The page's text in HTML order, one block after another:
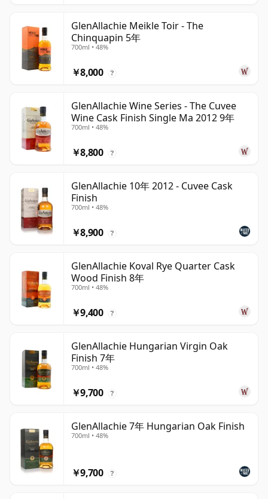
GlenAllachie Meikle Toir - The
Chinquapin 5年
700ml • 48%
￥8,000 ?
GlenAllachie Wine Series - The Cuvee
Wine Cask Finish Single Ma 2012 9年
700ml • 48%
￥8,800 ?
GlenAllachie 10年 2012 - Cuvee Cask
Finish
700ml • 48%
￥8,900 ?
GlenAllachie Koval Rye Quarter Cask
Wood Finish 8年
700ml • 48%
￥9,400 ?
GlenAllachie Hungarian Virgin Oak
Finish 7年
700ml • 48%
￥9,700 ?
GlenAllachie 7年 Hungarian Oak Finish
700ml • 48%
￥9,700 ?